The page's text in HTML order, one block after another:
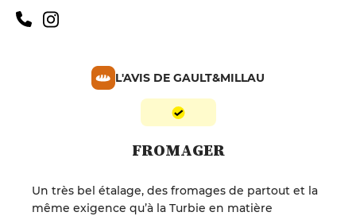
L'AVIS DE GAULT&MILLAU
FROMAGER
Un très bel étalage, des fromages de partout et la
même exigence qu’à la Turbie en matière